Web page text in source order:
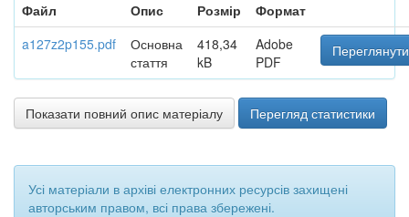
Файл
Опис Розмір
Формат
a127z2p155.pdf
Основна
стаття
418,34
kB
Adobe
PDF
Показати повний опис матеріалу Перегляд статистики
Усі матеріали в архіві електронних ресурсів захищені
авторським правом, всі права збережені.